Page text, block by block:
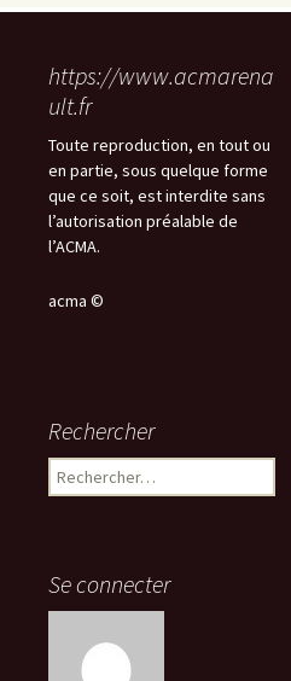
https://www.acmarena
ult.fr
Toute reproduction, en tout ou
en partie, sous quelque forme
que ce soit, est interdite sans
l’autorisation préalable de
l’ACMA.
acma ©
Rechercher
Rechercher :
Se connecter